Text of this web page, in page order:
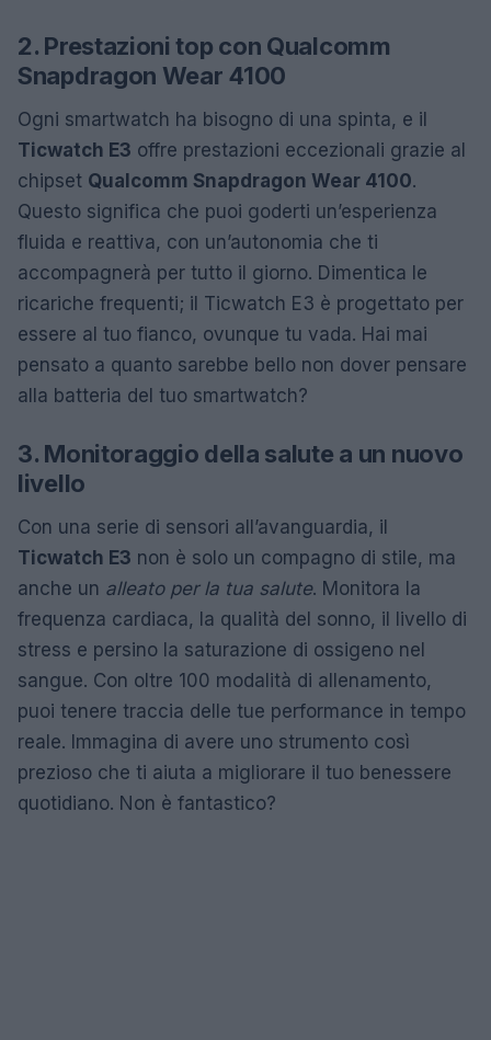
2. Prestazioni top con Qualcomm
Snapdragon Wear 4100
Ogni smartwatch ha bisogno di una spinta, e il
Ticwatch E3 offre prestazioni eccezionali grazie al
chipset Qualcomm Snapdragon Wear 4100.
Questo significa che puoi goderti un’esperienza
fluida e reattiva, con un’autonomia che ti
accompagnerà per tutto il giorno. Dimentica le
ricariche frequenti; il Ticwatch E3 è progettato per
essere al tuo fianco, ovunque tu vada. Hai mai
pensato a quanto sarebbe bello non dover pensare
alla batteria del tuo smartwatch?
3. Monitoraggio della salute a un nuovo
livello
Con una serie di sensori all’avanguardia, il
Ticwatch E3 non è solo un compagno di stile, ma
anche un alleato per la tua salute. Monitora la
frequenza cardiaca, la qualità del sonno, il livello di
stress e persino la saturazione di ossigeno nel
sangue. Con oltre 100 modalità di allenamento,
puoi tenere traccia delle tue performance in tempo
reale. Immagina di avere uno strumento così
prezioso che ti aiuta a migliorare il tuo benessere
quotidiano. Non è fantastico?